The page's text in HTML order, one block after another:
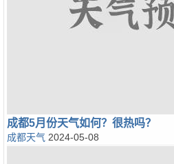
成都5月份天气如何？很热吗？
成都天气 2024-05-08